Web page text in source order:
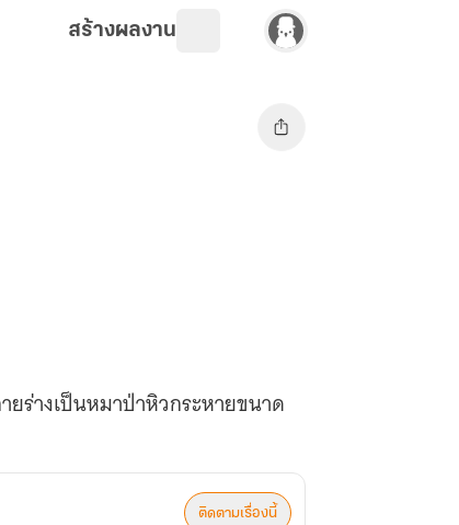
สร้างผลงาน
ร่างเป็นหมาป่าหิวกระหายขนาด
ติดตามเรื่องนี้